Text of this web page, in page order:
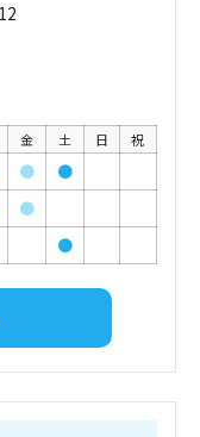
金 土 日 祝
●
●
●
●